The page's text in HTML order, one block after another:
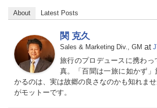
About Latest Posts
関 克久
Sales & Marketing Div., GM at
旅行のプロデュースに携わっ
真。「百聞は一旅に如かず
かるのは、実は故郷の良さなのかも知れま
がモットーです。